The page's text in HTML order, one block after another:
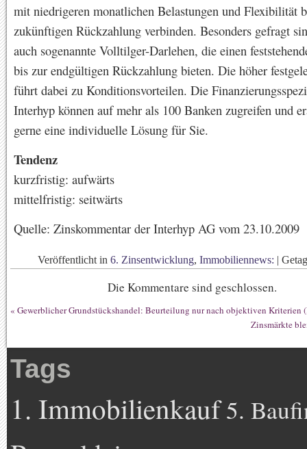
mit niedrigeren monatlichen Belastungen und Flexibilität
zukünftigen Rückzahlung verbinden. Besonders gefragt
auch sogenannte Volltilger-Darlehen, die einen
bis zur endgültigen Rückzahlung bieten. Die höher
führt dabei zu Konditionsvorteilen. Die
Interhyp können auf mehr als 100 Banken zugreifen und
gerne eine individuelle Lösung für Sie.
Tendenz
kurzfristig: aufwärts
mittelfristig: seitwärts
Quelle: Zinskommentar der Interhyp AG vom 23.10.2009
Veröffentlicht in 6. Zinsentwicklung, Immobiliennews: |
Die Kommentare sind geschlossen.
« Gewerblicher Grundstückshandel: Beurteilung nur nach objektiven Kriterien
Zinsmärkte
Tags
1. Immobilienkauf5.